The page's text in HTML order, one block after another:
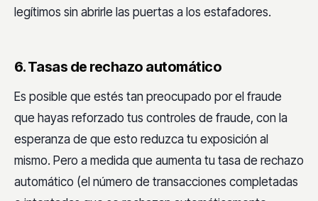
legítimos sin abrirle las puertas a los estafadores.
6. Tasas de rechazo automático
Es posible que estés tan preocupado por el fraude
que hayas reforzado tus controles de fraude, con la
esperanza de que esto reduzca tu exposición al
mismo. Pero a medida que aumenta tu tasa de rechazo
automático (el número de transacciones completadas